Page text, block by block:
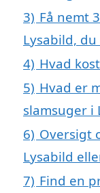
3) Få nemt
Lysabild,
4) Hvad
5) Hvad er
slamsuger i
6) Oversigt
Lysabild
7) Find en